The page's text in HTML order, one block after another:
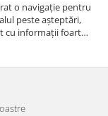
o navigație pentru
peste așteptări,
cu informații foarte
rapidă, suport
impecabil, o să revin
vi...